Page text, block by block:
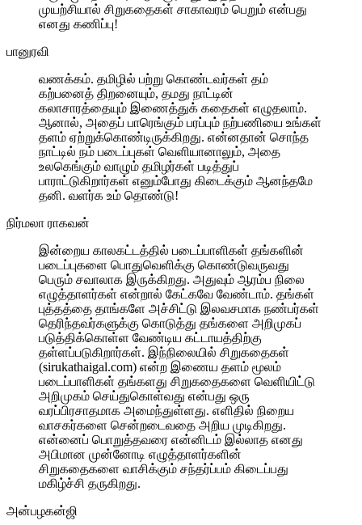
முயற்சியால் சிறுகதைகள் சாகாவரம் பெறும் என்பது
எனது கணிப்பு!
பானுரவி
வணக்கம். தமிழில் பற்று கொண்டவர்கள் தம்
கற்பனைத் திறனையும், தமது நாட்டின்
கலாசாரத்தையும் இணைத்துக் கதைகள் எழுதலாம்.
ஆனால், அதைப் பாரெங்கும் பரப்பும் நற்பணியை உங்கள்
தளம் ஏற்றுக்கொண்டிருக்கிறது. என்னதான் சொந்த
நாட்டில் நம் படைப்புகள் வெளியானாலும், அதை
உலகெங்கும் வாழும் தமிழர்கள் படித்துப்
பாராட்டுகிறார்கள் எனும்போது கிடைக்கும் ஆனந்தமே
தனி. வளர்க உம் தொண்டு!
நிர்மலா ராகவன்
இன்றைய காலகட்டத்தில் படைப்பாளிகள் தங்களின்
படைப்புகளை பொதுவெளிக்கு கொண்டுவருவது
பெரும் சவாலாக இருக்கிறது. அதுவும் ஆரம்ப நிலை
எழுத்தாளர்கள் என்றால் கேட்கவே வேண்டாம். தங்கள்
புத்தத்தை தாங்களே அச்சிட்டு இலவசமாக நண்பர்கள்
தெரிந்தவர்களுக்கு கொடுத்து தங்களை அறிமுகப்
படுத்திக்கொள்ள வேண்டிய கட்டாயத்திற்கு
தள்ளப்படுகிறார்கள். இந்நிலையில் சிறுகதைகள்
(sirukathaigal.com) என்ற இணைய தளம் மூலம்
படைப்பாளிகள் தங்களது சிறுகதைகளை வெளியிட்டு
அறிமுகம் செய்துகொள்வது என்பது ஒரு
வரப்பிரசாதமாக அமைந்துள்ளது. எளிதில் நிறைய
வாசகர்களை சென்றடைவதை அறிய முடிகிறது.
என்னைப் பொறுத்தவரை என்னிடம் இல்லாத எனது
அபிமான முன்னோடி எழுத்தாளர்களின்
சிறுகதைகளை வாசிக்கும் சந்தர்ப்பம் கிடைப்பது
மகிழ்ச்சி தருகிறது.
அன்பழகன்ஜி